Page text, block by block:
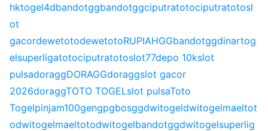
hktogel4dbandotggbandotggciputratotociputratotosl
ot
gacordewetotodewetotoRUPIAHGGbandotggdinartog
elsuperligatotociputratotoslot77depo 10kslot
pulsadoraggDORAGGdoraggslot gacor
2026doraggTOTO TOGELslot pulsaToto
Togelpinjam100gengpgbosggdwitogeldwitogelmaeltot
odwitogelmaeltotodwitogelbandotggdwitogelsuperlig